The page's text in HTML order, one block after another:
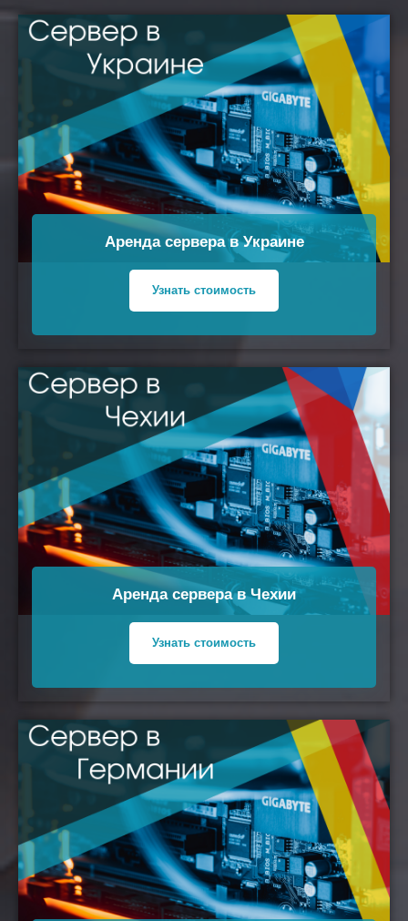
Аренда сервера в Украине
Узнать стоимость
Аренда сервера в Чехии
Узнать стоимость